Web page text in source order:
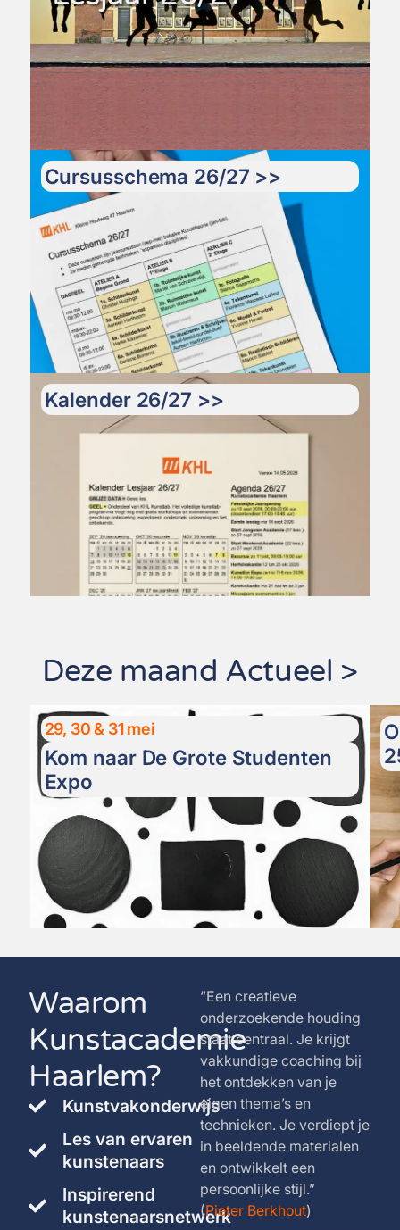
Cursusschema 26/27 >>
Kalender 26/27 >>
Deze maand Actueel >
29, 30 & 31 mei
Kom naar De Grote Studenten
Expo​
Waarom
Kunstacademie
Haarlem?
Kunstvakonderwijs
Les van ervaren
kunstenaars
Inspirerend
kunstenaarsnetwerk
“Een creatieve
onderzoekende houding
staat centraal. Je krijgt
vakkundige coaching bij
het ontdekken van je
eigen thema’s en
technieken. Je verdiept je
in beeldende materialen
en ontwikkelt een
persoonlijke stijl.”
(Pieter Berkhout)